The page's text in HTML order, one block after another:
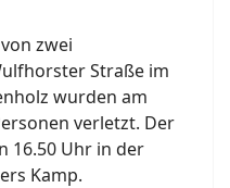
zwei
Straße im
wurden am
verletzt. Der
16.50 Uhr in der
Kamp.